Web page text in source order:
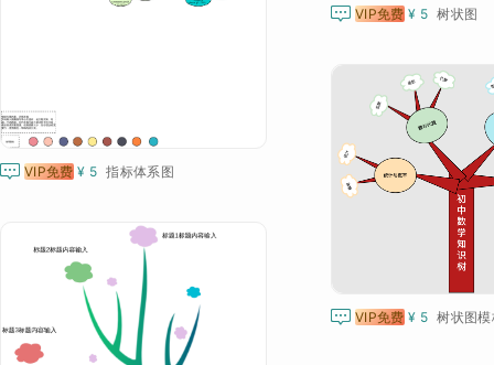
 VIP免费 ¥ 5 树状图
 VIP免费 ¥ 5 指标体系图
 VIP免费 ¥ 5 树状图